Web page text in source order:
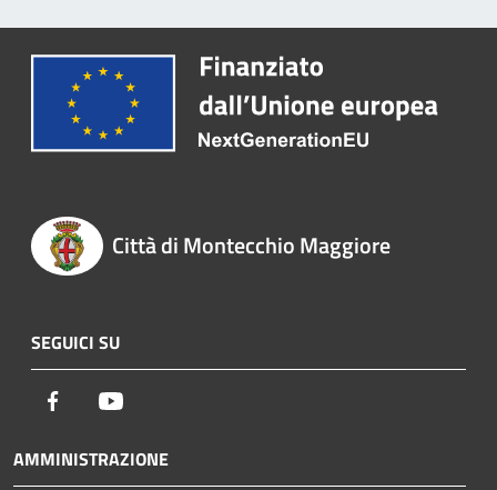
Città di Montecchio Maggiore
SEGUICI SU
Facebook
AMMINISTRAZIONE